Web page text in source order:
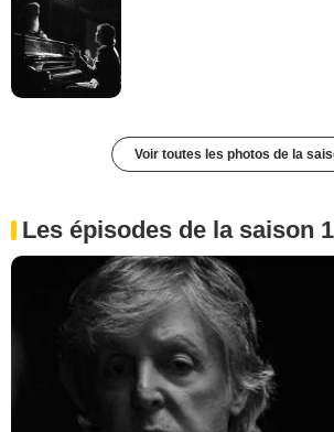
Voir toutes les photos de la
Les épisodes de la saison 1